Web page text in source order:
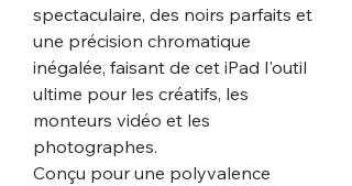
spectaculaire, des noirs parfaits et
une précision chromatique
inégalée, faisant de cet iPad l'outil
ultime pour les créatifs, les
monteurs vidéo et les
photographes.
Conçu pour une polyvalence